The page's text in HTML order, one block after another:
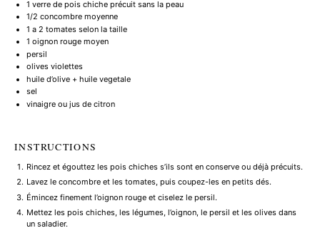
1 verre de pois chiche précuit sans la peau
1/2 concombre moyenne
1 a 2 tomates selon la taille
1 oignon rouge moyen
persil
olives violettes
huile d’olive + huile vegetale
sel
vinaigre ou jus de citron
INSTRUCTIONS
Rincez et égouttez les pois chiches s’ils sont en conserve ou déjà précuits.
Lavez le concombre et les tomates, puis coupez-les en petits dés.
Émincez finement l’oignon rouge et ciselez le persil.
Mettez les pois chiches, les légumes, l’oignon, le persil et les olives dans
un saladier.